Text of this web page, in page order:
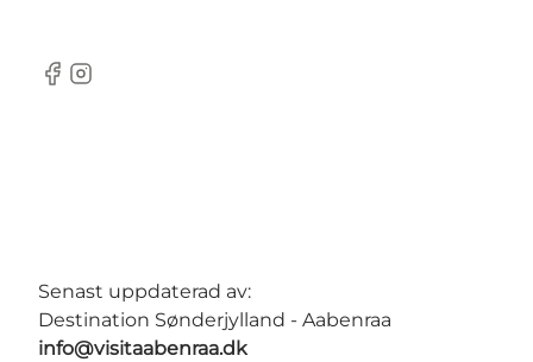
Facebook
Instagram
Senast uppdaterad av:
Destination Sønderjylland - Aabenraa
info@visitaabenraa.dk